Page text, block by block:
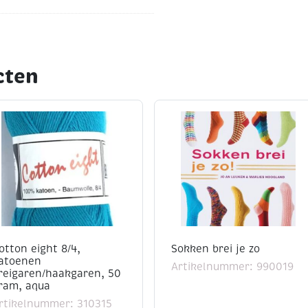
amigurumi
de volgende
(iets kleiner voor
naalden werken
eight 8/4,
haakgaren, 50
aqua
310315
Sokken brei je zo
Artikelnummer: 990019